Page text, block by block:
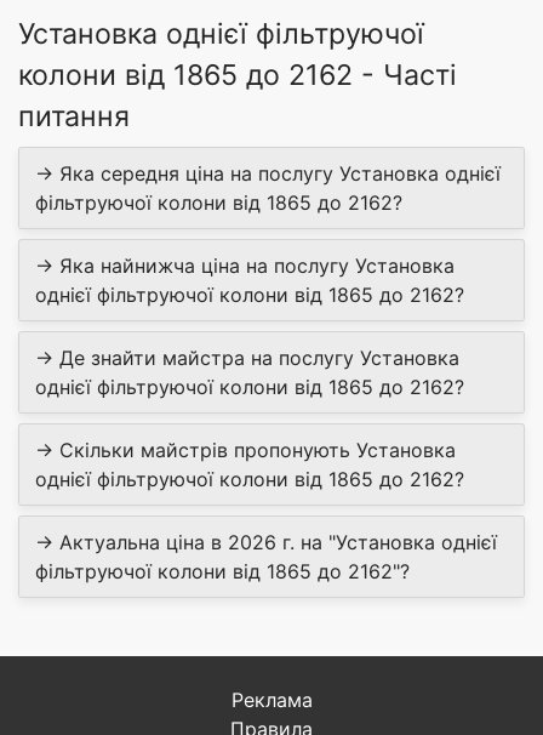
Установка однієї фільтруючої
колони від 1865 до 2162 - Часті
питання
→ Яка середня ціна на послугу Установка однієї
фільтруючої колони від 1865 до 2162?
→ Яка найнижча ціна на послугу Установка
однієї фільтруючої колони від 1865 до 2162?
→ Де знайти майстра на послугу Установка
однієї фільтруючої колони від 1865 до 2162?
→ Скільки майстрів пропонують Установка
однієї фільтруючої колони від 1865 до 2162?
→ Актуальна ціна в 2026 г. на "Установка однієї
фільтруючої колони від 1865 до 2162"?
Реклама
Правила